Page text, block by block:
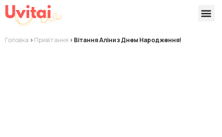
Головна > Привітання > Вітання Аліни з Днем Народження!